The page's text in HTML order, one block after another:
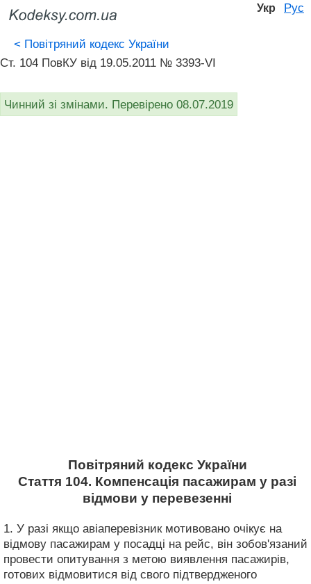
Укр Рус
< Повітряний кодекс України
Ст. 104 ПовКУ від 19.05.2011 № 3393-VI
Чинний зі змінами. Перевірено 08.07.2019
Повітряний кодекс України
Стаття 104. Компенсація пасажирам у разі
відмови у перевезенні
1. У разі якщо авіаперевізник мотивовано очікує на
відмову пасажирам у посадці на рейс, він зобов'язаний
провести опитування з метою виявлення пасажирів,
готових відмовитися від свого підтвердженого